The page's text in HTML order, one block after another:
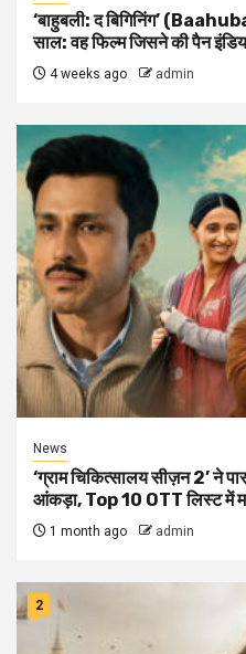
‘बाहुबली: द बिगिनिंग’
साल: वह फिल्म जिसने की पैन
4 weeks ago admin
News
‘ग्राम चिकित्सालय सीज़न 2’ ने
आंकड़ा, Top 10 OTT लिस्ट में
1 month ago admin
2